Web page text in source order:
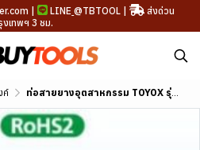
| LINE @TBTOOL |
ส่งด่วน
งเทพฯ 3 ชม.
ค์ ท่อสายยางอุตสาหกรรม TOYOX รุ่น TOYORON ขนาด 5/32"-3"